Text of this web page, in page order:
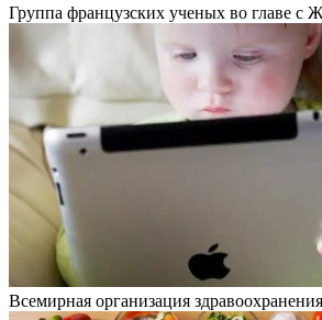
Группа французских ученых во главе с
Всемирная организация